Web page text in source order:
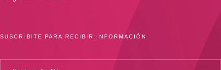
SUSCRIBITE PARA RECIBIR INFORMACIÓN